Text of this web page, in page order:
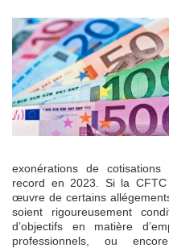
exonérations de
record en 2023. Si la
œuvre de certains
soient rigoureusement
d’objectifs en matière
professionnels, ou